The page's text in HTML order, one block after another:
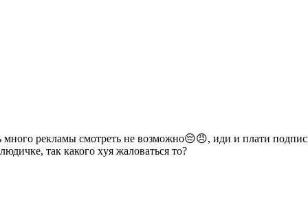
рекламы смотреть не возможно😔😠, иди и плати
так какого хyя жаловаться то?